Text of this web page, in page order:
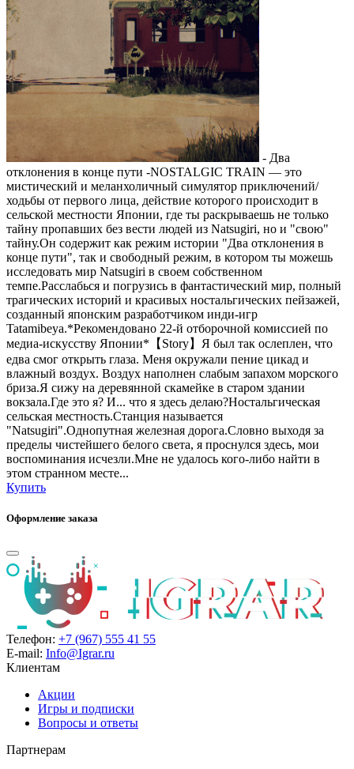
- Два
отклонения в конце пути -NOSTALGIC TRAIN — это
мистический и меланхоличный симулятор приключений/
ходьбы от первого лица, действие которого происходит в
сельской местности Японии, где ты раскрываешь не только
тайну пропавших без вести людей из Natsugiri, но и "свою"
тайну.Он содержит как режим истории "Два отклонения в
конце пути", так и свободный режим, в котором ты можешь
исследовать мир Natsugiri в своем собственном
темпе.Расслабься и погрузись в фантастический мир, полный
трагических историй и красивых ностальгических пейзажей,
созданный японским разработчиком инди-игр
Tatamibeya.*Рекомендовано 22-й отборочной комиссией по
медиа-искусству Японии*【Story】Я был так ослеплен, что
едва смог открыть глаза. Меня окружали пение цикад и
влажный воздух. Воздух наполнен слабым запахом морского
бриза.Я сижу на деревянной скамейке в старом здании
вокзала.Где это я? И... что я здесь делаю?Ностальгическая
сельская местность.Станция называется
"Natsugiri".Однопутная железная дорога.Словно выходя за
пределы чистейшего белого света, я проснулся здесь, мои
воспоминания исчезли.Мне не удалось кого-либо найти в
этом странном месте...
Купить
Оформление заказа
Телефон: +7 (967) 555 41 55
E-mail: Info@Igrar.ru
Клиентам
Акции
Игры и подписки
Вопросы и ответы
Партнерам